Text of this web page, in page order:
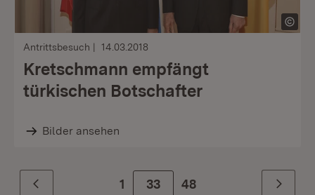
Antrittsbesuch 14.03.2018
Kretschmann empfängt
türkischen Botschafter
Bilder ansehen
Zurück 1 Zur Seite
33 48 Weiter